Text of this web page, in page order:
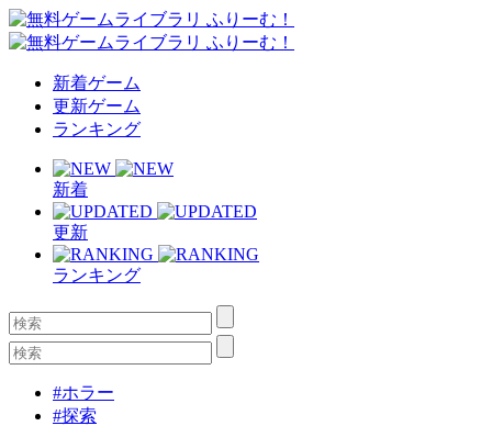
新着ゲーム
更新ゲーム
ランキング
新着
更新
ランキング
#ホラー
#探索